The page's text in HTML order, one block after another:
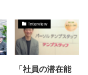
Interview
「社員の潜在能